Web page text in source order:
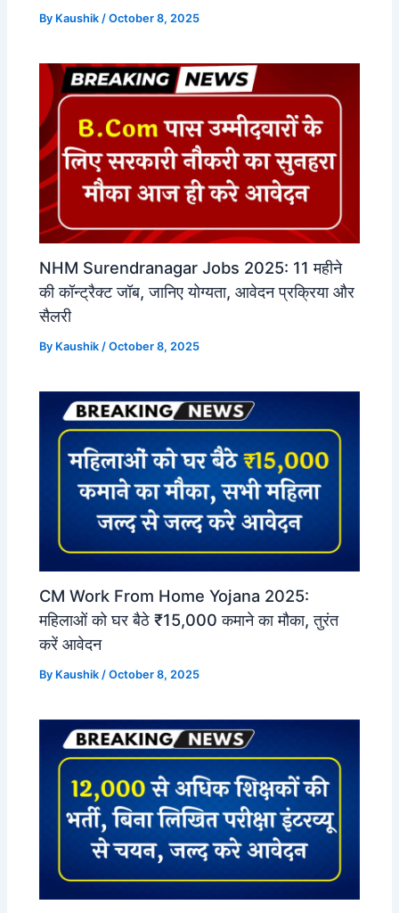
By Kaushik/October 8, 2025
NHM Surendranagar Jobs 2025: 11 महीने
की कॉन्ट्रैक्ट जॉब, जानिए योग्यता, आवेदन प्रक्रिया और
सैलरी
By Kaushik/October 8, 2025
CM Work From Home Yojana 2025:
महिलाओं को घर बैठे ₹15,000 कमाने का मौका, तुरंत
करें आवेदन
By Kaushik/October 8, 2025